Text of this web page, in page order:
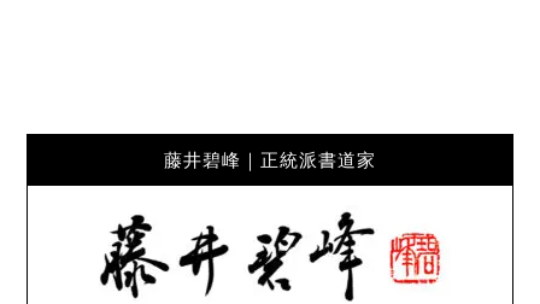
藤井碧峰｜正統派書道家